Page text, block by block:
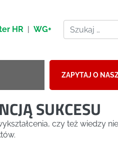
HR | WG+
ZAPYTAJ O
SUKCESU
czy też wiedzy